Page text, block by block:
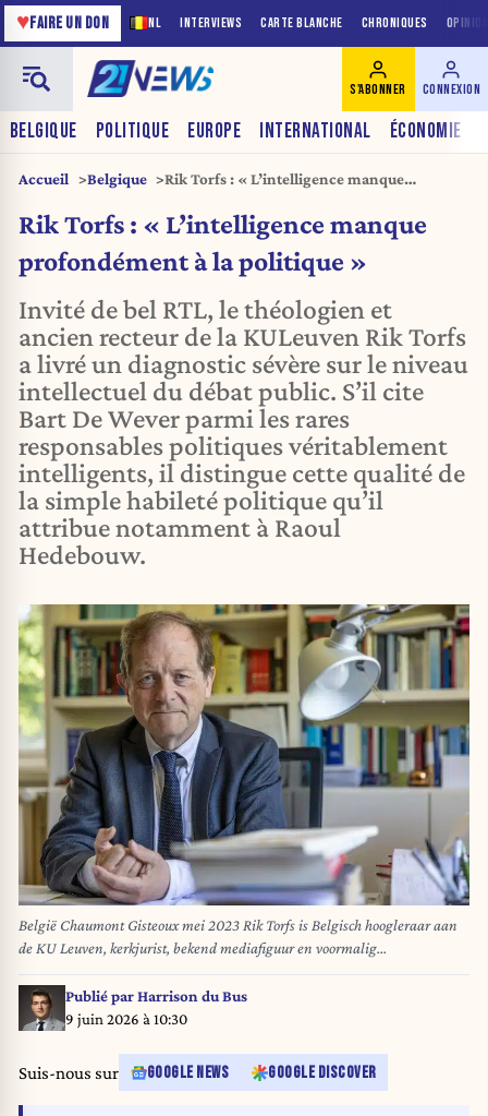
NL INTERVIEWS CARTE BLANCHE CHRONIQUES
♥FAIRE UN DON
BELGIQUE POLITIQUE EUROPE INTERNATIONAL ÉCONOMIE
S'ABONNER CONNEXION
Accueil Belgique
Rik Torfs : « L’intelligence manque
Rik Torfs : « L’intelligence manque
profondément à la politique »
Invité de bel RTL, le théologien et
ancien recteur de la KULeuven Rik Torfs
a livré un diagnostic sévère sur le niveau
intellectuel du débat public. S’il cite
Bart De Wever parmi les rares
responsables politiques véritablement
intelligents, il distingue cette qualité de
la simple habileté politique qu’il
attribue notamment à Raoul
Hedebouw.
België Chaumont Gisteoux mei 2023 Rik Torfs is Belgisch hoogleraar aan
de KU Leuven, kerkjurist, bekend mediafiguur en voormalig
christendemocratisch politicus. Torfs was van 2013 tot 2017 rector van de
KU Leuven Foto Rias Immink
Publié parHarrison du Bus
9 juin 2026 à 10:30
Suis-nous sur GOOGLE NEWS GOOGLE DISCOVER